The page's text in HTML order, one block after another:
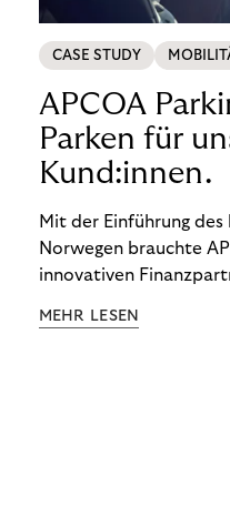
CASE STUDY
APCOA
Parken für
Kund:innen.
Mit der Einführung
Norwegen brauchte
innovativen
Erlebnis.
MEHR LESEN